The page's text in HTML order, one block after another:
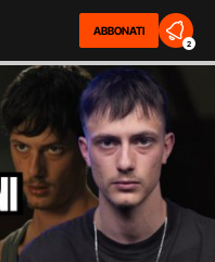
ABBONATI
2